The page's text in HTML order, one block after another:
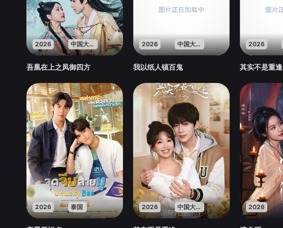
2026 中国大陆
吾凰在上之凤御四方
2026 中国大陆
我以纸人镇百鬼
2026
其实不是重逢
2026 泰国 2026 中国大陆 2026